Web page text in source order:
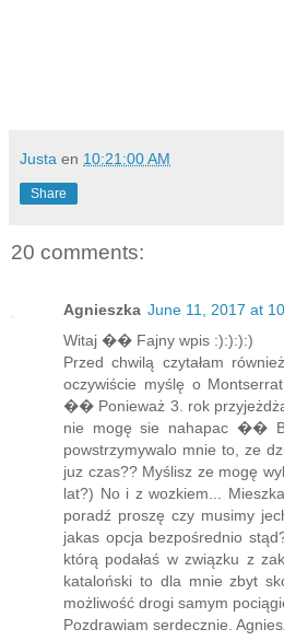
Justa en 10:21:00 AM
Share
20 comments:
Agnieszka June 11, 2017 at
Witaj �� Fajny wpis :):):):)
Przed chwilą czytałam
oczywiście myślę o
�� Ponieważ 3. rok
nie mogę sie nahapac ��
powstrzymywalo mnie to, ze
juz czas?? Myślisz ze mogę
lat?) No i z wozkiem...
poradź proszę czy musimy
jakas opcja bezpośrednio
którą podałaś w związku z
kataloński to dla mnie zbyt
możliwość drogi samym
Pozdrawiam serdecznie.